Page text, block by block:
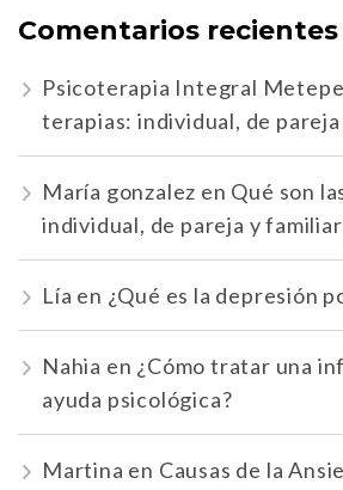
Comentarios recientes
Psicoterapia Integral
terapias: individual, de
María gonzalez en Qué son
individual, de pareja y familiar
Lía en ¿Qué es la depresión
Nahia en ¿Cómo tratar una
ayuda psicológica?
Martina en Causas de la